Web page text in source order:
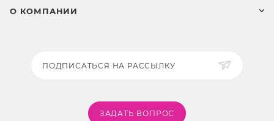
О КОМПАНИИ
ПОДПИСАТЬСЯ НА РАССЫЛКУ
ЗАДАТЬ ВОПРОС